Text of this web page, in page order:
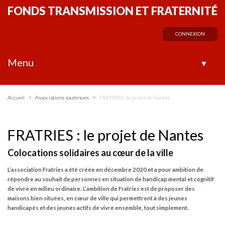
FONDS TRANSMISSION ET FRATERNITÉ
CONNEXION
Menu ▼
Accueil > Associations soutenues > FRATRIES : le projet de Nantes
FRATRIES : le projet de Nantes
Colocations solidaires au cœur de la ville
L’association Fratries a été créée en décembre 2020 et a pour ambition de
répondre au souhait de personnes en situation de handicap mental et cognitif
de vivre en milieu ordinaire. L’ambition de Fratries est de proposer des
maisons bien situées, en cœur de ville qui permettront à des jeunes
handicapés et des jeunes actifs de vivre ensemble, tout simplement.